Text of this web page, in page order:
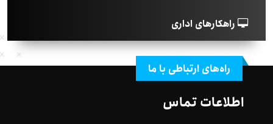
راهکارهای اداری
راه‌های ارتباطی با ما
اطلاعات تماس